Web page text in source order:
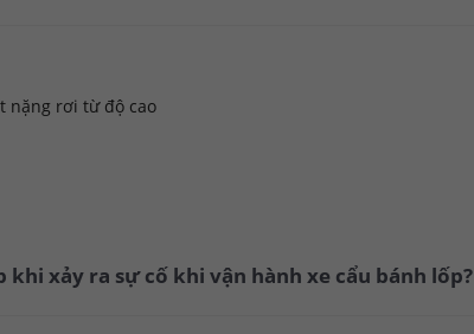
nặng rơi từ độ cao
khi xảy ra sự cố khi vận hành xe cẩu bánh lốp?